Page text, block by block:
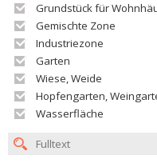
Grundstück für
Gemischte Zone
Industriezone
Garten
Wiese, Weide
Hopfengarten,
Wasserfläche